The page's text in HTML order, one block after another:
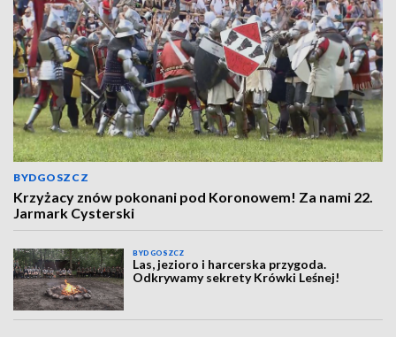
BYDGOSZCZ
Krzyżacy znów pokonani pod Koronowem! Za nami 22.
Jarmark Cysterski
BYDGOSZCZ
Las, jezioro i harcerska przygoda.
Odkrywamy sekrety Krówki Leśnej!